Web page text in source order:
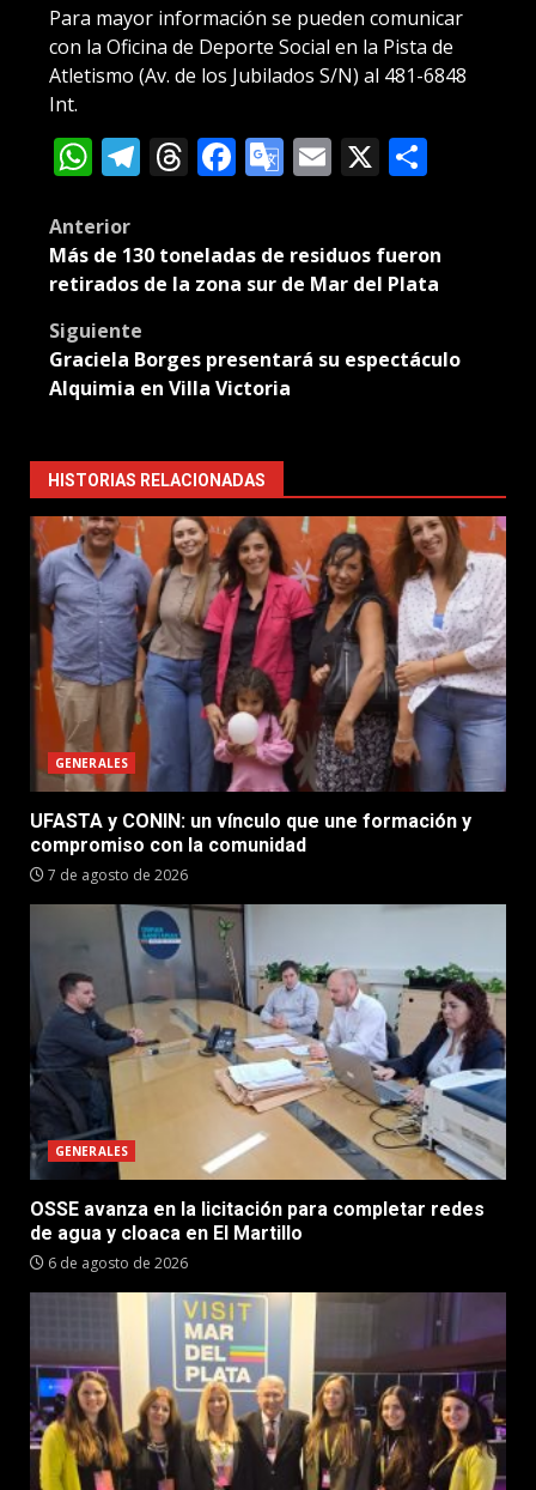
Para mayor información se pueden comunicar
con la Oficina de Deporte Social en la Pista de
Atletismo (Av. de los Jubilados S/N) al 481-6848
Int.
WhatsApp
Telegram
Threads
Facebook
Google
Email
X
Post
navigation
Anterior
Más de 130 toneladas de residuos fueron
retirados de la zona sur de Mar del Plata
Siguiente
Graciela Borges presentará su espectáculo
Alquimia en Villa Victoria
HISTORIAS RELACIONADAS
GENERALES
UFASTA y CONIN: un vínculo que une formación y
compromiso con la comunidad
7 de agosto de 2026
GENERALES
OSSE avanza en la licitación para completar redes
de agua y cloaca en El Martillo
6 de agosto de 2026